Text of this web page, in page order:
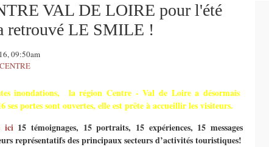
VAL DE LOIRE pour l'été
retrouvé LE SMILE !
09:50am
inondations, la région Centre - Val de Loire a désormais
ses portes sont ouvertes, elle est prête à accueillir les visiteurs.
ici15 témoignages, 15 portraits, 15 expériences, 15 messages
représentatifs des principaux secteurs d’activités touristiques!